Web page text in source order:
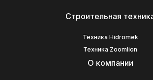
Строительная
Техника Hidromek
Техника Zoomlion
О компании